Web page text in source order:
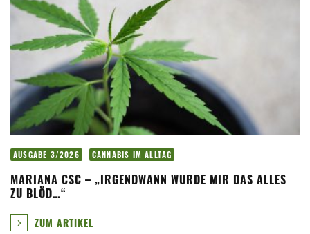
AUSGABE 3/2026 CANNABIS IM ALLTAG
MARIANA CSC – „IRGENDWANN WURDE MIR DAS ALLES
ZU BLÖD…“
ZUM ARTIKEL